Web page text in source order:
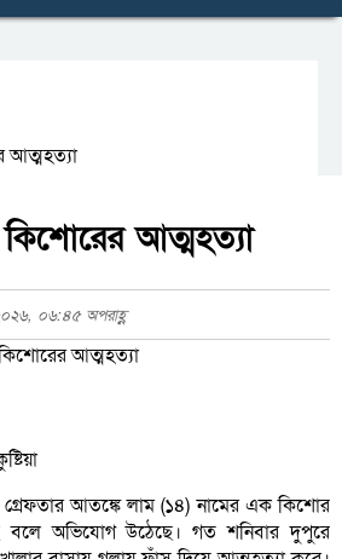
আত্মহত্যা
কিশোরের আত্মহত্যা
০৬:৪৫ অপরাহ্ণ
গ্রেফতার আতঙ্কে লাম (১৪) নামের এক কিশোর
বলে অভিযোগ উঠেছে। গত শনিবার দুপুরে